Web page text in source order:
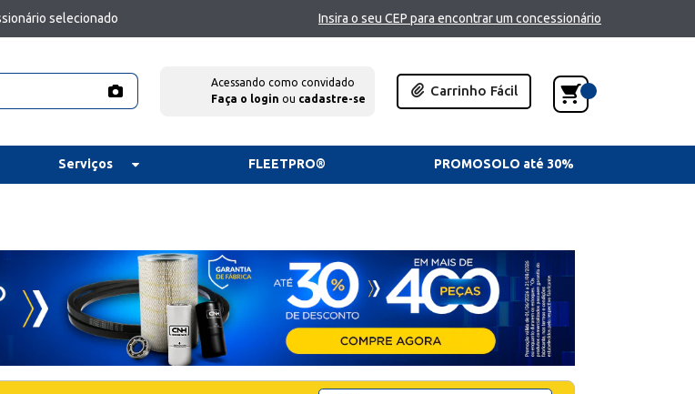
selecionado Insira o seu CEP para encontrar um concessionário
Acessando como convidado
Faça o login ou cadastre-se
Carrinho Fácil
Serviços FLEETPRO® PROMOSOLO até 30%